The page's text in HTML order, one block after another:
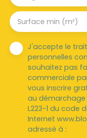
Surface min (m²)
J'accepte le
personnelles
souhaitez pas
commerciale
vous inscrire
au démarchage
L223-1 du code
Internet
adressé à :